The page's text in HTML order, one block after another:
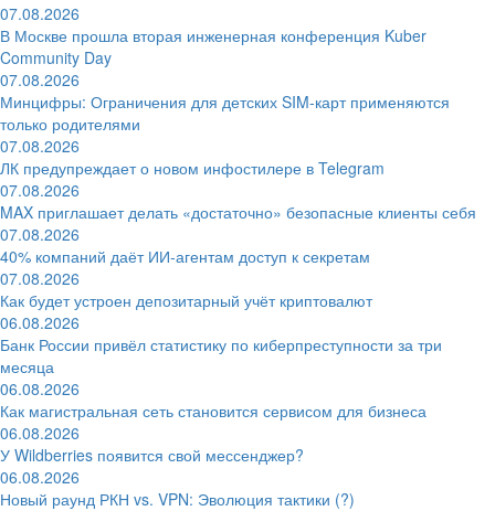
07.08.2026
В Москве прошла вторая инженерная конференция Kuber
Community Day
07.08.2026
Минцифры: Ограничения для детских SIM-карт применяются
только родителями
07.08.2026
ЛК предупреждает о новом инфостилере в Telegram
07.08.2026
MAX приглашает делать «достаточно» безопасные клиенты себя
07.08.2026
40% компаний даёт ИИ‑агентам доступ к секретам
07.08.2026
Как будет устроен депозитарный учёт криптовалют
06.08.2026
Банк России привёл статистику по киберпреступности за три
месяца
06.08.2026
Как магистральная сеть становится сервисом для бизнеса
06.08.2026
У Wildberries появится свой мессенджер?
06.08.2026
Новый раунд РКН vs. VPN: Эволюция тактики (?)